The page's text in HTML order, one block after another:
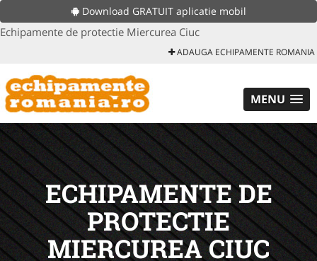
Download GRATUIT aplicatie mobil
Echipamente de protectie Miercurea Ciuc
ADAUGA ECHIPAMENTE ROMANIA
MENU
ECHIPAMENTE DE
PROTECTIE
MIERCUREA CIUC